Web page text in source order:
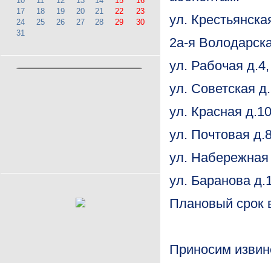
ул.
2а-я
ул. Рабочая
ул. Советская
ул. Красная
ул. Почтовая
ул. Набережная
ул. Баранова
Плановый срок
Приносим
17
18 19 20 21 22
23
24
25 26 27 28 29
30
31